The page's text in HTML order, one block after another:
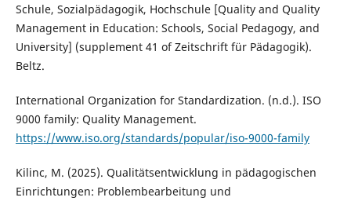
Schule, Sozialpädagogik, Hochschule [Quality and Quality
Management in Education: Schools, Social Pedagogy, and
University] (supplement 41 of Zeitschrift für Pädagogik).
Beltz.
International Organization for Standardization. (n.d.). ISO
9000 family: Quality Management.
https://www.iso.org/standards/popular/iso-9000-family
Kilinc, M. (2025). Qualitätsentwicklung in pädagogischen
Einrichtungen: Problembearbeitung und